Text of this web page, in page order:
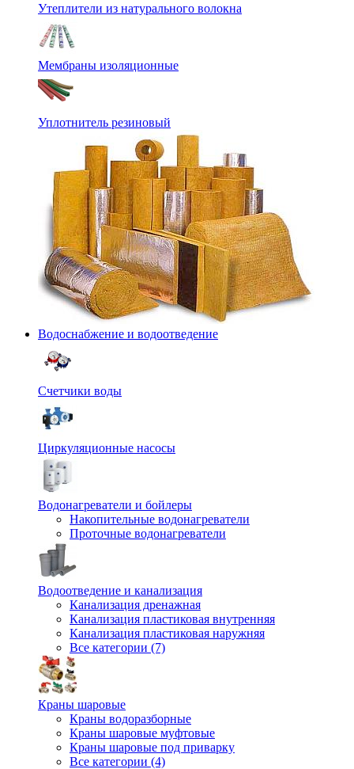
Утеплители из натурального волокна
Мембраны изоляционные
Уплотнитель резиновый
Водоснабжение и водоотведение
Счетчики воды
Циркуляционные насосы
Водонагреватели и бойлеры
Накопительные водонагреватели
Проточные водонагреватели
Водоотведение и канализация
Канализация дренажная
Канализация пластиковая внутренняя
Канализация пластиковая наружняя
Все категории (7)
Краны шаровые
Краны водоразборные
Краны шаровые муфтовые
Краны шаровые под приварку
Все категории (4)